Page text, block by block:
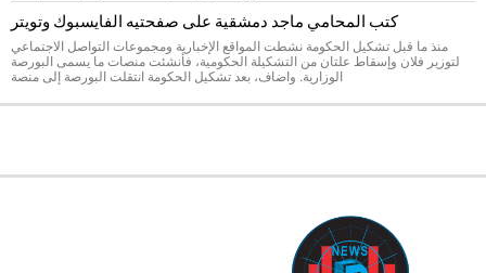
كتب المحامي ماجد دمشقية على صفحتيه الفايسبوك وتويتر
منذ ما قبل تشكيل الحكومة نشطت المواقع الإخبارية ومجموعات التواصل الاجتماعي
لتوزير فلان وإسقاط علتان من التشكيلة الحكومية، فأنشئت منصات ما يسمى البورصة
الوزارية. واضاف، بعد تشكيل الحكومة انتقلت البورصة إلى منصة